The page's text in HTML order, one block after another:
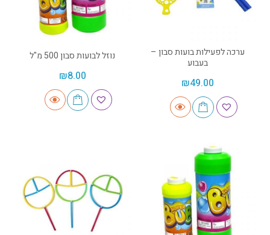
ערכה לפעילות בועות סבון –
בעבוע
₪49.00
נוזל לבועות סבון 500 מ"ל
₪8.00